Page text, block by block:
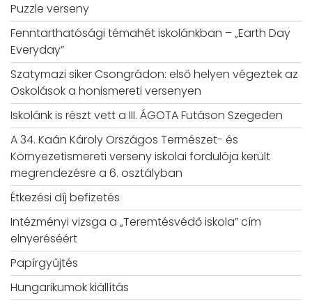
Puzzle verseny
Fenntarthatósági témahét iskolánkban – „Earth Day
Everyday”
Szatymazi siker Csongrádon: első helyen végeztek az
Oskolások a honismereti versenyen
Iskolánk is részt vett a III. ÁGOTA Futáson Szegeden
A 34. Kaán Károly Országos Természet- és
Környezetismereti verseny iskolai fordulója került
megrendezésre a 6. osztályban
Étkezési díj befizetés
Intézményi vizsga a „Teremtésvédő iskola” cím
elnyeréséért
Papírgyűjtés
Hungarikumok kiállítás